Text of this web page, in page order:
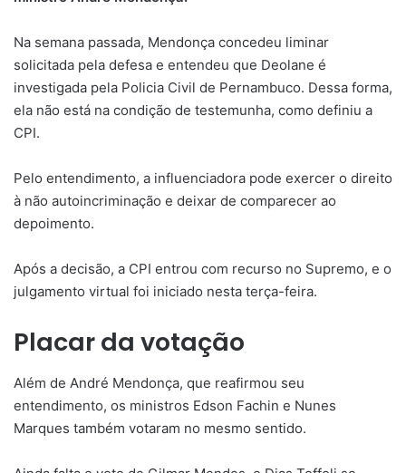
Na semana passada, Mendonça concedeu liminar
solicitada pela defesa e entendeu que Deolane é
investigada pela Policia Civil de Pernambuco. Dessa forma,
ela não está na condição de testemunha, como definiu a
CPI.
Pelo entendimento, a influenciadora pode exercer o direito
à não autoincriminação e deixar de comparecer ao
depoimento.
Após a decisão, a CPI entrou com recurso no Supremo, e o
julgamento virtual foi iniciado nesta terça-feira.
Placar da votação
Além de André Mendonça, que reafirmou seu
entendimento, os ministros Edson Fachin e Nunes
Marques também votaram no mesmo sentido.